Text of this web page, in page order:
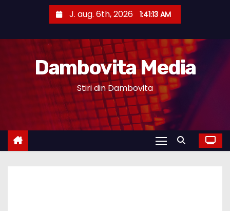
e
J. aug. 6th, 2026 1:41:14 AM
Dambovita Media
Stiri din Dambovita